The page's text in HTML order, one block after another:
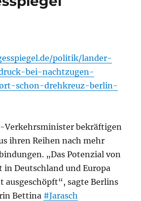
politik/lander-
bei-nachtzugen-
schon-drehkreuz-berlin-
Verkehrsminister bekräftigen
ihren Reihen nach mehr
„Das Potenzial von
in Deutschland und Europa
ausgeschöpft“, sagte Berlins
Bettina #Jarasch